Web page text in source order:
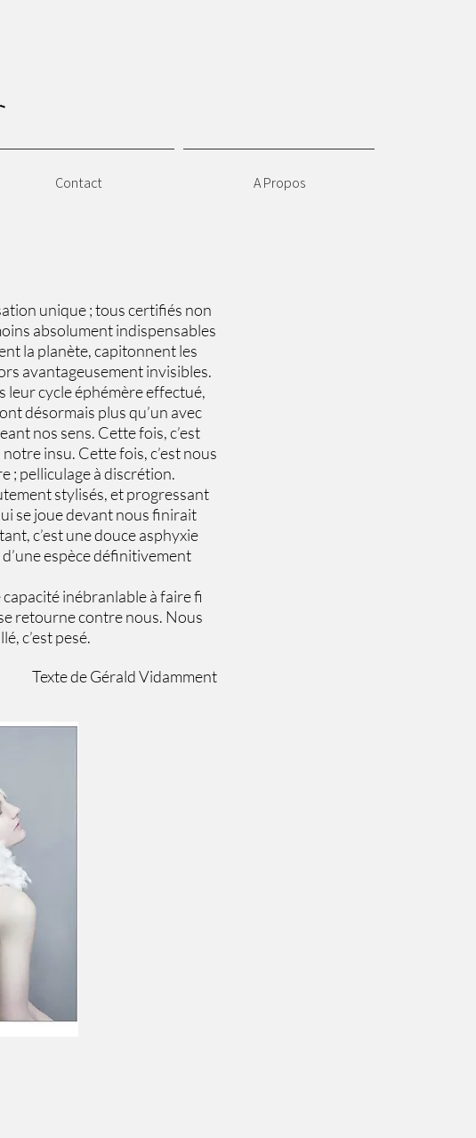
unique ; tous certifiés non
absolument indispensables
la planète, capitonnent les
avantageusement invisibles.
leur cycle éphémère effectué,
désormais plus qu’un avec
nos sens. Cette fois, c’est
insu. Cette fois, c’est nous
; pelliculage à discrétion.
stylisés, et progressant
se joue devant nous finirait
c’est une douce asphyxie
espèce définitivement
inébranlable à faire fi
retourne contre nous. Nous
c’est pesé.
Texte de Gérald Vidamment
Contact A Propos